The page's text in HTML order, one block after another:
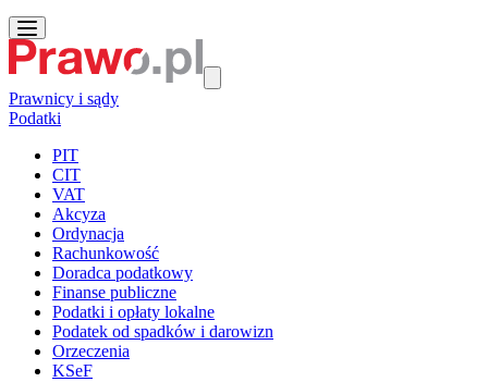
Prawnicy i sądy
Podatki
PIT
CIT
VAT
Akcyza
Ordynacja
Rachunkowość
Doradca podatkowy
Finanse publiczne
Podatki i opłaty lokalne
Podatek od spadków i darowizn
Orzeczenia
KSeF